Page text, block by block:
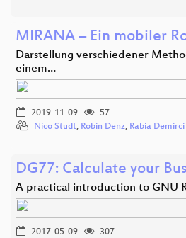
MIRANA – Ein mobiler
Darstellung verschiedener
einem…
2019-11-09
57
Nico Studt, Robin Denz, Rabia Demirci
DG77: Calculate your
A practical introduction to GNU
2017-05-09
307